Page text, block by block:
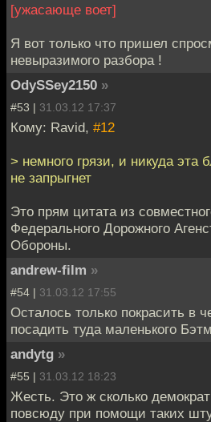
[ужасающе воет]
Я вот только что пришел
невыразимого разбора !
OdySSey2150 »
#53 | 31.03.12 17:37
Кому: Ravid, #12
> немного грязи, и никуда эта
не запрыгнет
Это прям цитата из
Федерального Дорожного
Обороны.
andrew-film »
#54 | 31.03.12 17:55
Осталось только покрасить в
посадить туда маленького
andytg »
#55 | 31.03.12 18:23
Жесть. Это ж сколько
повсюду при помощи таких